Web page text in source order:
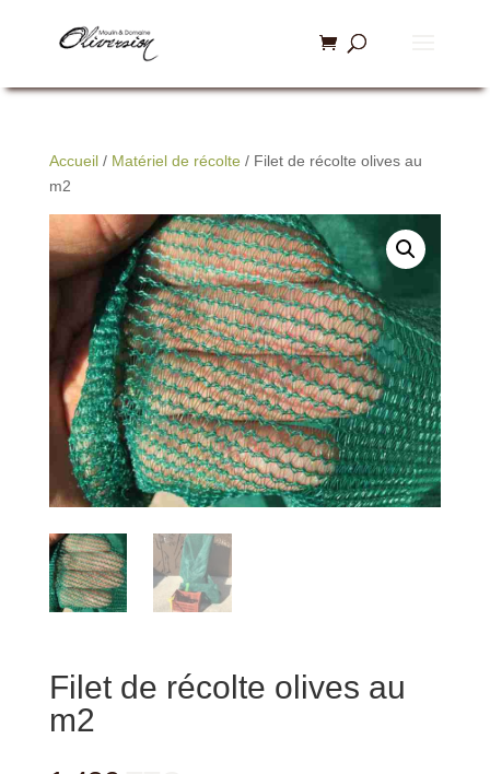
Accueil/ Matériel de récolte / Filet de récolte olives au
m2
Filet de récolte olives au
m2